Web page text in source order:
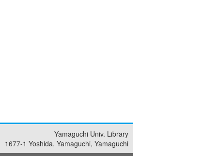
Yamaguchi Univ. Library
1 Yoshida, Yamaguchi, Yamaguchi